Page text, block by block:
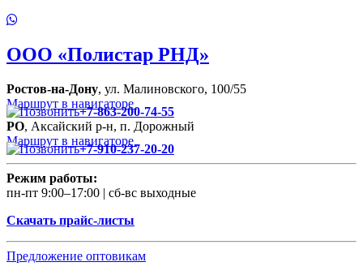
ООО «Полистар РНД»
Ростов-на-Дону, ул. Малиновского, 100/55
Маршрут в навигаторе
+7-863-200-74-55
РО, Аксайский р-н, п. Дорожный
Маршрут в навигаторе
+7-910-237-20-20
Режим работы:
пн-пт 9:00–17:00 | сб-вс выходные
Скачать прайс-листы
Предложение оптовикам